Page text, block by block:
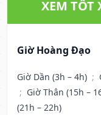
XEM TỐT
Giờ Hoàng Đạo
Giờ Dần (3h – 4h) ;
; Giờ Thân (15h –
(21h – 22h)